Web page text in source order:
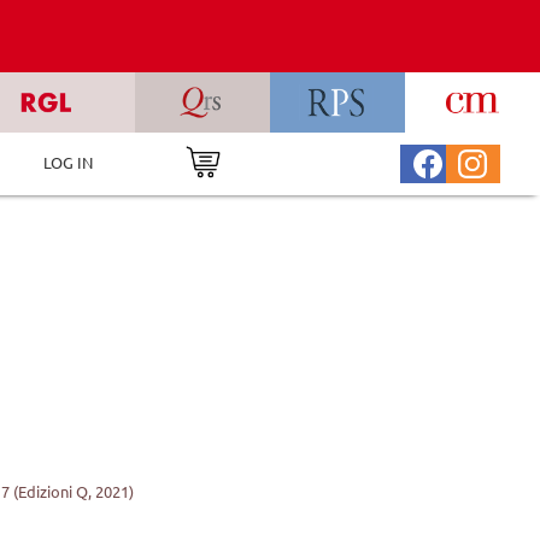
LOG IN
(Edizioni Q, 2021)